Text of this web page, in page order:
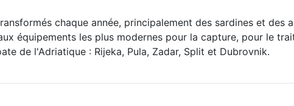
chaque année, principalement des sardines et des
équipements les plus modernes pour la capture, pour le
de l'Adriatique : Rijeka, Pula, Zadar, Split et Dubrovnik.